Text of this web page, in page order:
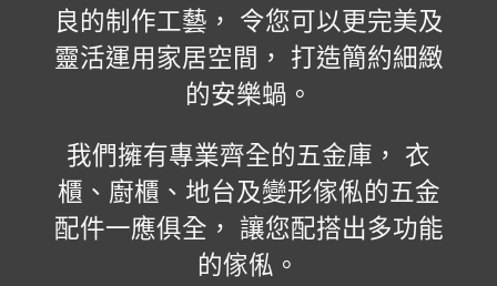
良的制作工藝， 令您可以更完美及
靈活運用家居空間， 打造簡約細緻
的安樂蝸。
我們擁有專業齊全的五金庫， 衣
櫃、廚櫃、地台及變形傢俬的五金
配件一應俱全， 讓您配搭出多功能
的傢俬。